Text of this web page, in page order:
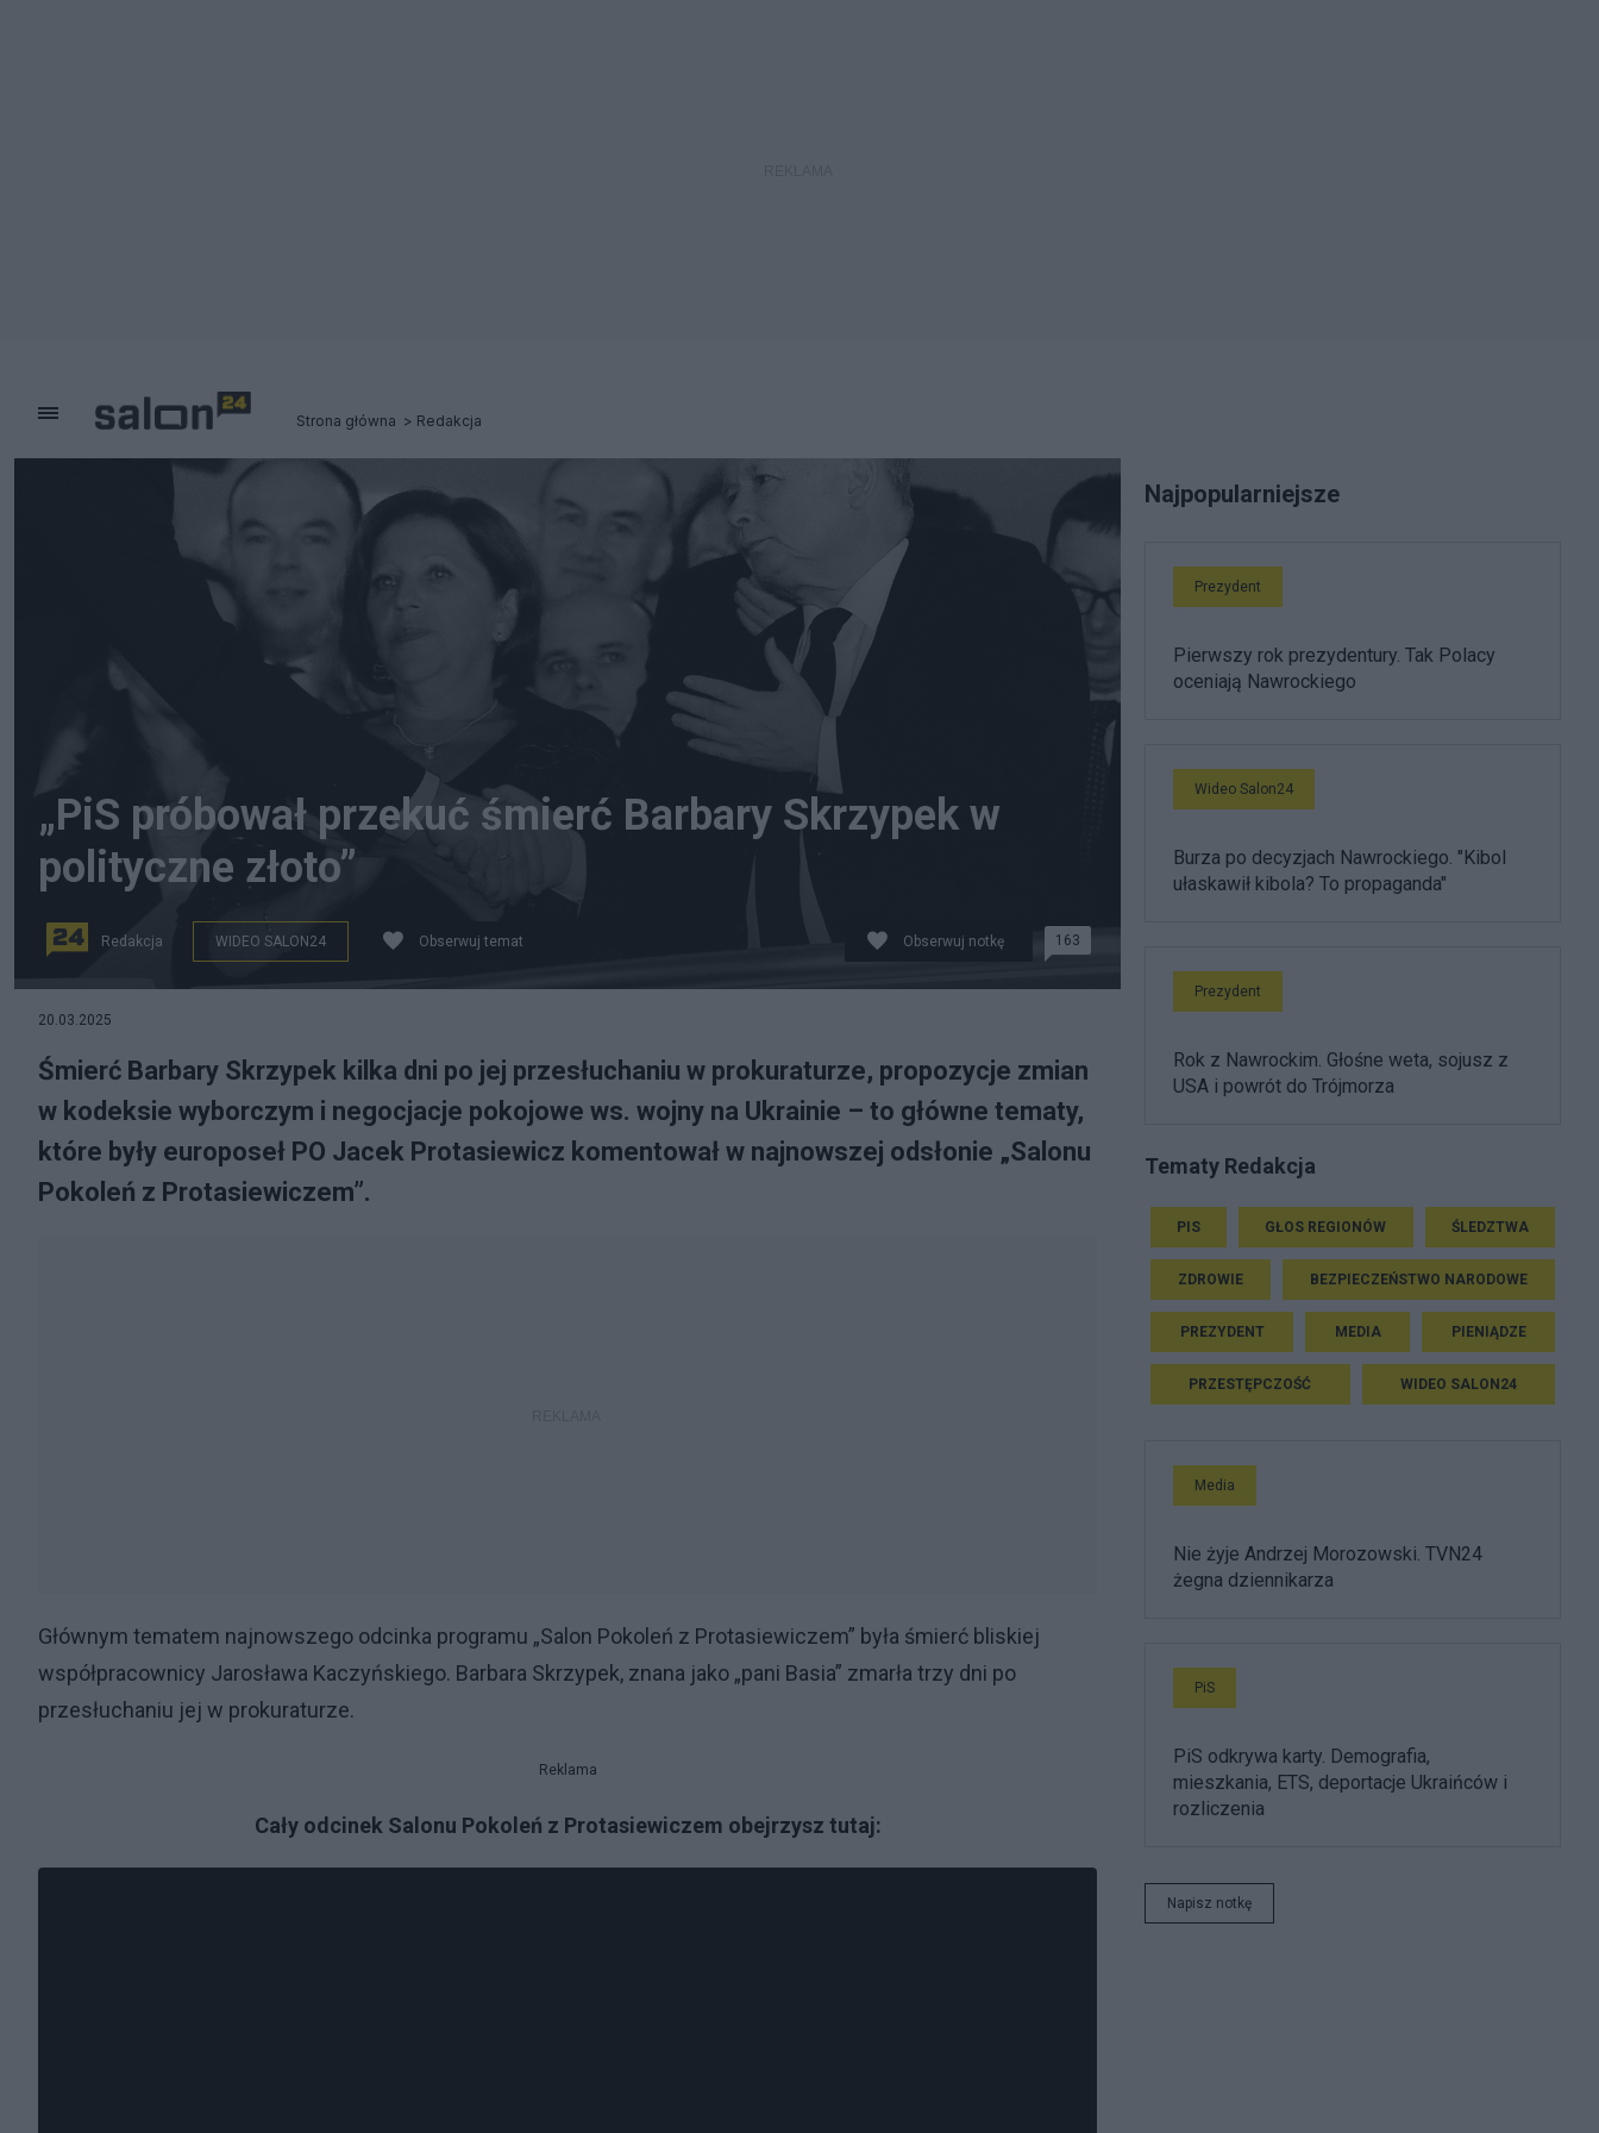
Strona główna Redakcja
„PiS próbował przekuć śmierć Barbary Skrzypek w
polityczne złoto”
Redakcja WIDEO SALON24 Obserwuj temat Obserwuj notkę 163
20.03.2025
Śmierć Barbary Skrzypek kilka dni po jej przesłuchaniu w prokuraturze, propozycje zmian
w kodeksie wyborczym i negocjacje pokojowe ws. wojny na Ukrainie – to główne tematy,
które były europoseł PO Jacek Protasiewicz komentował w najnowszej odsłonie „Salonu
Pokoleń z Protasiewiczem”.
Głównym tematem najnowszego odcinka programu „Salon Pokoleń z Protasiewiczem” była śmierć bliskiej
współpracownicy Jarosława Kaczyńskiego. Barbara Skrzypek, znana jako „pani Basia” zmarła trzy dni po
przesłuchaniu jej w prokuraturze.
Reklama
Cały odcinek Salonu Pokoleń z Protasiewiczem obejrzysz tutaj:
Najpopularniejsze
Prezydent
Pierwszy rok prezydentury. Tak Polacy
oceniają Nawrockiego
Wideo Salon24
Burza po decyzjach Nawrockiego. "Kibol
ułaskawił kibola? To propaganda"
Prezydent
Rok z Nawrockim. Głośne weta, sojusz z
USA i powrót do Trójmorza
Tematy Redakcja
PIS GŁOS REGIONÓW ŚLEDZTWA
ZDROWIE BEZPIECZEŃSTWO NARODOWE
PREZYDENT MEDIA PIENIĄDZE
PRZESTĘPCZOŚĆ WIDEO SALON24
Media
Nie żyje Andrzej Morozowski. TVN24
żegna dziennikarza
PiS
PiS odkrywa karty. Demografia,
mieszkania, ETS, deportacje Ukraińców i
rozliczenia
Napisz notkę